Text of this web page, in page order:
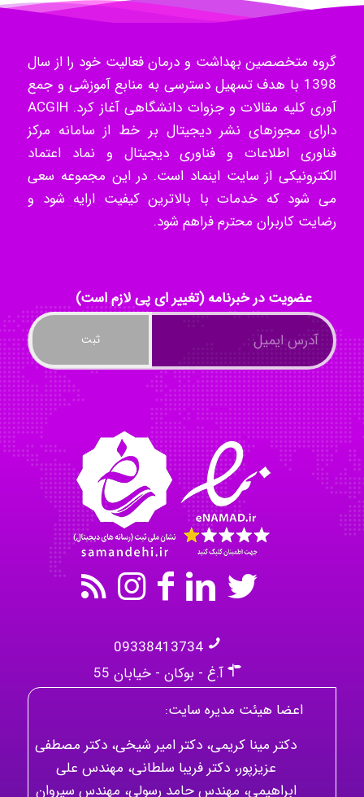
Hossein Znd
k.aryan
ilhan200
Mohammad
Tavan
akhtar shahsavandi
kimiya zirakpoor
گروه متخصصین بهداشت و درمان فعالیت خود را از سال
1398 با هدف تسهیل دسترسی به منابع آموزشی و جمع
آوری کلیه مقالات و جزوات دانشگاهی آغاز کرد. ACGIH
دارای مجوزهای نشر دیجیتال بر خط از سامانه مرکز
فناوری اطلاعات و فناوری دیجیتال و نماد اعتماد
الکترونیکی از سایت اینماد است. در این مجموعه سعی
می شود که خدمات با بالاترین کیفیت ارایه شود و
رضایت کاربران محترم فراهم شود.
عضویت در خبرنامه (تغییر ای پی لازم است)
09338413734
آ.غ - بوکان - خیابان 55
اعضا هیئت مدیره سایت:
دکتر مینا کریمی، دکتر امیر شیخی، دکتر مصطفی
عزیزپور، دکتر فریبا سلطانی، مهندس علی
ابراهیمی، مهندس حامد رسولی، مهندس سیروان